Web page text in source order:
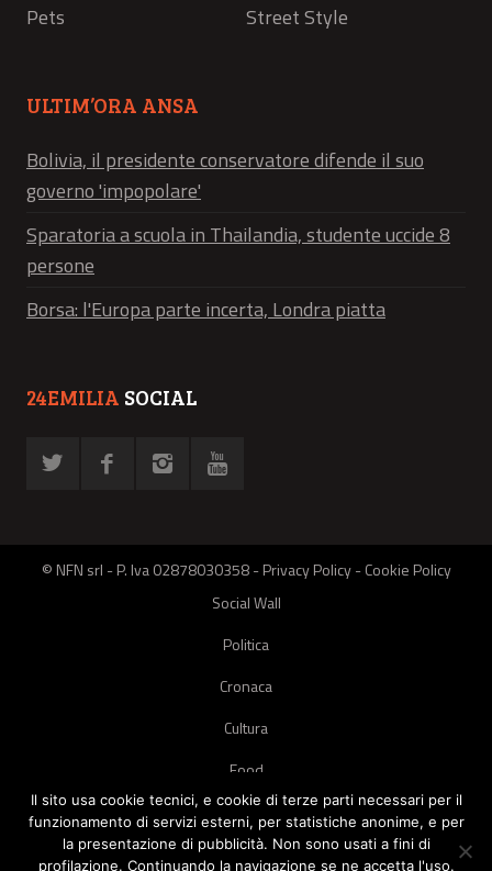
Pets
Street Style
ULTIM’ORA ANSA
Bolivia, il presidente conservatore difende il suo
governo 'impopolare'
Sparatoria a scuola in Thailandia, studente uccide 8
persone
Borsa: l'Europa parte incerta, Londra piatta
24EMILIA SOCIAL
© NFN srl - P. Iva 02878030358 -Privacy Policy-Cookie Policy
Social Wall
Politica
Cronaca
Cultura
Food
Green
Pets
Il sito usa cookie tecnici, e cookie di terze parti necessari per il
funzionamento di servizi esterni, per statistiche anonime, e per
la presentazione di pubblicità. Non sono usati a fini di
profilazione. Continuando la navigazione se ne accetta l'uso.